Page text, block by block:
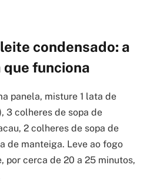
condensado: a
funciona
panela, misture 1 lata de
3 colheres de sopa de
2 colheres de sopa de
de manteiga. Leve ao fogo
por cerca de 20 a 25 minutos,